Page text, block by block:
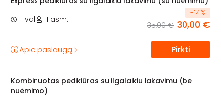
1 val.
1 asm.
-14%
35,00 € 30,00 €
Apie paslaugą Pirkti
Kombinuotas pedikiūras su ilgalaikiu lakavimu (be
nuėmimo)